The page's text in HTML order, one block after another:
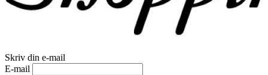
Skriv din e-mail
E-mail